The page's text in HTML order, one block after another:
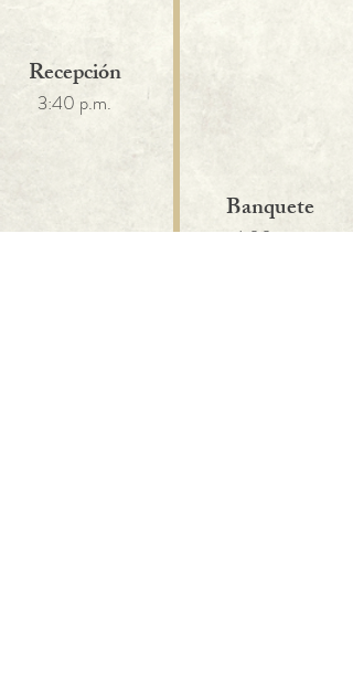
Recepción
3:40 p.m.
Banquete
4:00 p.m.